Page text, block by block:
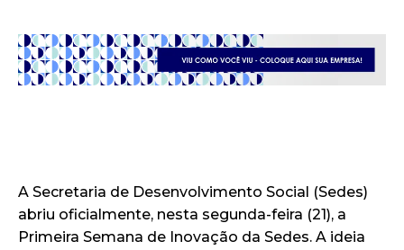
A Secretaria de Desenvolvimento Social (Sedes)
abriu oficialmente, nesta segunda-feira (21), a
Primeira Semana de Inovação da Sedes. A ideia